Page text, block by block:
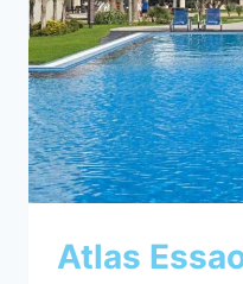
LA
VIEILLE
VILLE
Atlas